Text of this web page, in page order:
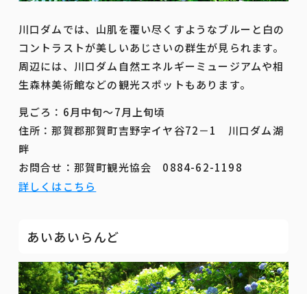
川口ダムでは、山肌を覆い尽くすようなブルーと白の
コントラストが美しいあじさいの群生が見られます。
周辺には、川口ダム自然エネルギーミュージアムや相
生森林美術館などの観光スポットもあります。
見ごろ：6月中旬～7月上旬頃
住所：那賀郡那賀町吉野字イヤ谷72－1 川口ダム湖
畔
お問合せ：那賀町観光協会 0884-62-1198
詳しくはこちら
あいあいらんど